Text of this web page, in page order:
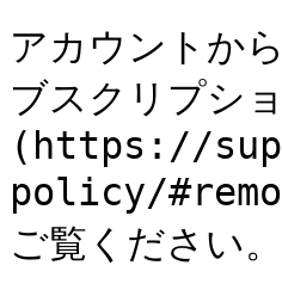
アカウントか
ブスクリプシ
(https://
policy/
ご覧ください。